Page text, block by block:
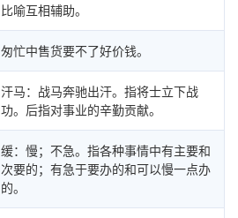
比喻互相辅助。
匆忙中售货要不了好价钱。
汗马：战马奔驰出汗。指将士立下战
功。后指对事业的辛勤贡献。
缓：慢；不急。指各种事情中有主要和
次要的；有急于要办的和可以慢一点办
的。